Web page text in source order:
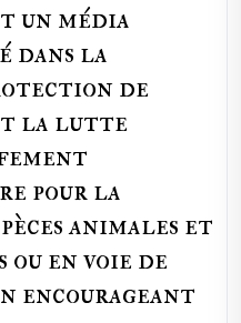
un média
dans la
de
la lutte
pour la
animales et
ou en voie de
encourageant